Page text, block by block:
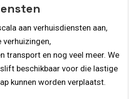
aan verhuisdiensten aan,
transport en nog veel meer. We
beschikbaar voor die lastige
kunnen worden verplaatst.